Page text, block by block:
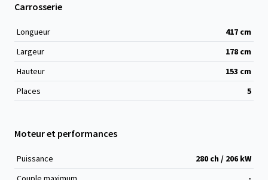
Carrosserie
Longueur 417 cm
Largeur
178 cm
Hauteur
153 cm
Places
5
Moteur et performances
Puissance
280 ch / 206 kW